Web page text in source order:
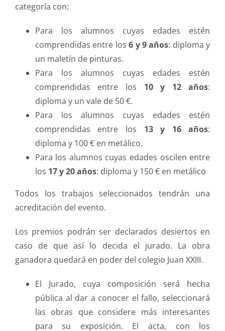
categoría con:
Para los alumnos cuyas edades estén
comprendidas entre los6 y 9 años: diploma y
un maletín de pinturas.
Para los alumnos cuyas edades estén
comprendidas entre los 10 y 12 años:
diploma y un vale de 50 €.
Para los alumnos cuyas edades estén
comprendidas entre los 13 y 16 años:
diploma y 100 € en metálico.
Para los alumnos cuyas edades oscilen entre
los 17 y 20 años: diploma y 150 € en metálico
Todos los trabajos seleccionados tendrán una
acreditación del evento.
Los premios podrán ser declarados desiertos en
caso de que así lo decida el jurado. La obra
ganadora quedará en poder del colegio Juan XXIII.
El Jurado, cuya composición será hecha
pública al dar a conocer el fallo, seleccionará
las obras que considere más interesantes
para su exposición. El acta, con los